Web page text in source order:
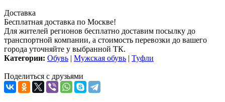
Доставка
Бесплатная доставка по Москве!
Для жителей регионов бесплатно доставим посылку до
транспортной компании, а стоимость перевозки до вашего
города уточняйте у выбранной ТК.
Категории: Обувь | Мужская обувь | Туфли
Поделиться с друзьями